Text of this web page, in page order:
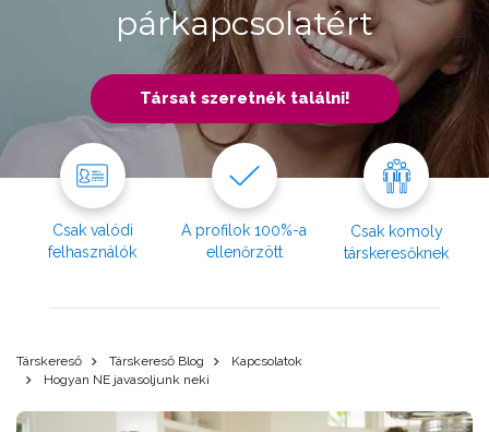
párkapcsolatért
Társat szeretnék találni!
Csak valódi
felhasználók
A profilok 100%-a
ellenőrzött
Csak komoly
társkeresőknek
Társkereső Társkereső Blog
Kapcsolatok
Hogyan NE javasoljunk neki